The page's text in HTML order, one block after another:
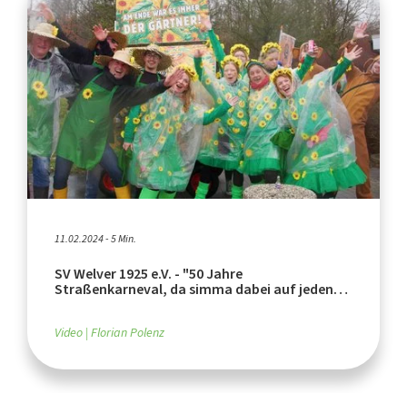
11.02.2024 - 5 Min.
SV Welver 1925 e.V. - "50 Jahre
Straßenkarneval, da simma dabei auf jeden
Video Florian Polenz